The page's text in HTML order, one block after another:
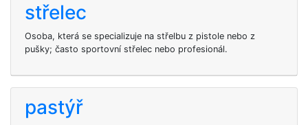
střelec
Osoba, která se specializuje na střelbu z pistole nebo z
pušky; často sportovní střelec nebo profesionál.
pastýř